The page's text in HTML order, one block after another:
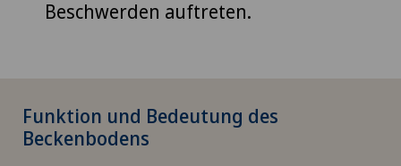
Beschwerden auftreten.
Funktion und Bedeutung des
Beckenbodens